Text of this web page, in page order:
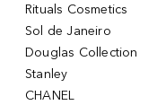
Rituals Cosmetics
Sol de Janeiro
Douglas Collection
Stanley
CHANEL